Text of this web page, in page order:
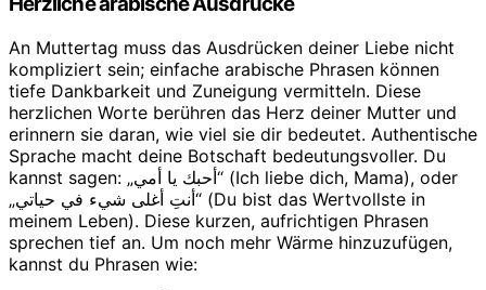
An Muttertag muss das Ausdrücken deiner Liebe nicht
kompliziert sein; einfache arabische Phrasen können
tiefe Dankbarkeit und Zuneigung vermitteln. Diese
herzlichen Worte berühren das Herz deiner Mutter und
erinnern sie daran, wie viel sie dir bedeutet. Authentische
Sprache macht deine Botschaft bedeutungsvoller. Du
kannst sagen: „أحبك يا أمي“ (Ich liebe dich, Mama), oder
„أنتِ أغلى شيء في حياتي“ (Du bist das Wertvollste in
meinem Leben). Diese kurzen, aufrichtigen Phrasen
sprechen tief an. Um noch mehr Wärme hinzuzufügen,
kannst du Phrasen wie: